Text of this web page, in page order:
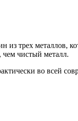
трех металлов,
чистый металл.
во всей